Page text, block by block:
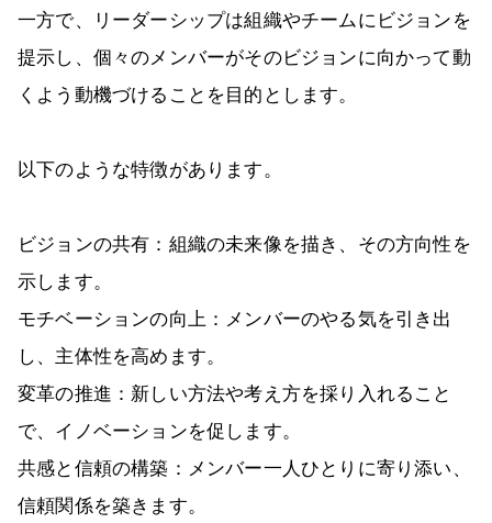
一方で、リーダーシップは組織やチームにビジョンを
提示し、個々のメンバーがそのビジョンに向かって動
くよう動機づけることを目的とします。
以下のような特徴があります。
ビジョンの共有：組織の未来像を描き、その方向性を
示します。
モチベーションの向上：メンバーのやる気を引き出
し、主体性を高めます。
変革の推進：新しい方法や考え方を採り入れること
で、イノベーションを促します。
共感と信頼の構築：メンバー一人ひとりに寄り添い、
信頼関係を築きます。